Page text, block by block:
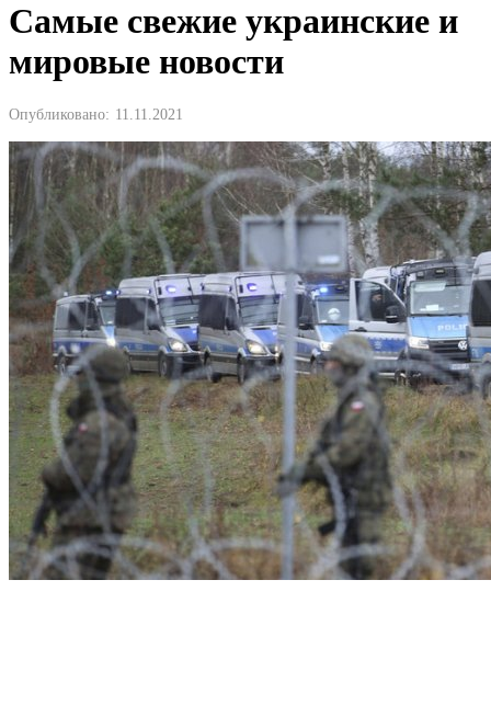
Самые свежие украинские и
мировые новости
Опубликовано: 11.11.2021